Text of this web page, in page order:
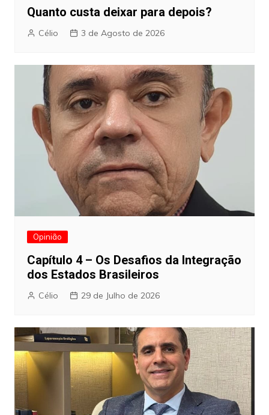
Quanto custa deixar para depois?
Célio 3 de Agosto de 2026
Opinião
Capítulo 4 – Os Desafios da Integração
dos Estados Brasileiros
Célio 29 de Julho de 2026